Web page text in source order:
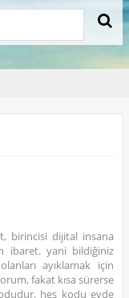
birincisi dijital insana
ibaret. yani bildiğiniz
ayıklamak için
fakat kısa sürerse
hes kodu evde